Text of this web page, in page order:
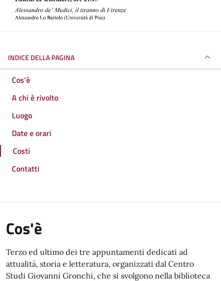
INDICE DELLA PAGINA
Cos'è
A chi è rivolto
Luogo
Date e orari
Costi
Contatti
Cos'è
Terzo ed ultimo dei tre appuntamenti dedicati ad
attualità, storia e letteratura, organizzati dal Centro
Studi Giovanni Gronchi, che si svolgono nella biblioteca